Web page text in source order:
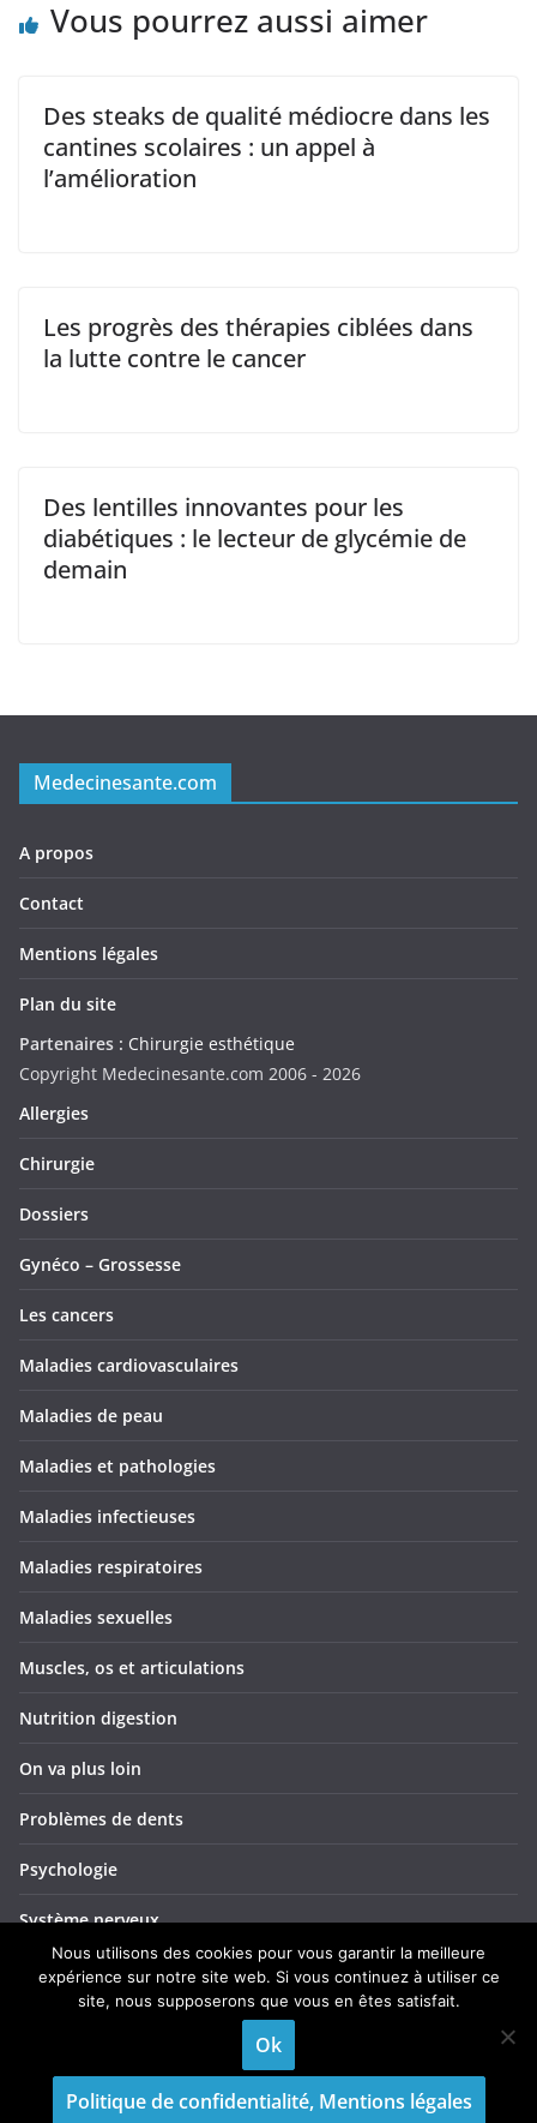
Vous pourrez aussi aimer
Des steaks de qualité médiocre dans les
cantines scolaires : un appel à
l’amélioration
Les progrès des thérapies ciblées dans
la lutte contre le cancer
Des lentilles innovantes pour les
diabétiques : le lecteur de glycémie de
demain
Medecinesante.com
A propos
Contact
Mentions légales
Plan du site
Partenaires : Chirurgie esthétique
Copyright Medecinesante.com 2006 - 2026
Allergies
Chirurgie
Dossiers
Gynéco – Grossesse
Les cancers
Maladies cardiovasculaires
Maladies de peau
Maladies et pathologies
Maladies infectieuses
Maladies respiratoires
Maladies sexuelles
Muscles, os et articulations
Nutrition digestion
On va plus loin
Problèmes de dents
Psychologie
Système nerveux
Troubles ORL
Nous utilisons des cookies pour vous garantir la meilleure
expérience sur notre site web. Si vous continuez à utiliser ce
site, nous supposerons que vous en êtes satisfait.
Ok
Politique de confidentialité, Mentions légales